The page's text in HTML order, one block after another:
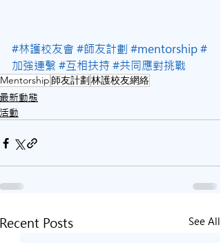
#林護校友會 #師友計劃 #mentorship#
加強連繫 #互相扶持 #共同應對挑戰
Mentorship師友計劃林護校友網絡
最新動態
活動
Recent Posts See All